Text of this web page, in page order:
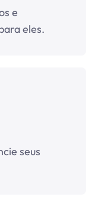
e
eles.
seus